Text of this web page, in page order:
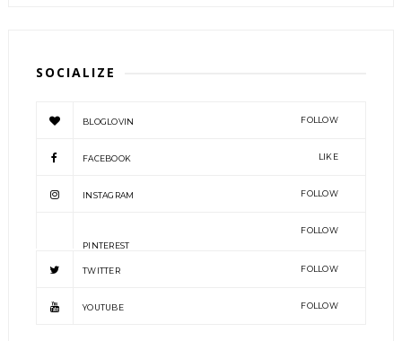
SOCIALIZE
BLOGLOVIN FOLLOW
FACEBOOK LIKE
INSTAGRAM FOLLOW
PINTEREST
FOLLOW
TWITTER FOLLOW
YOUTUBE FOLLOW